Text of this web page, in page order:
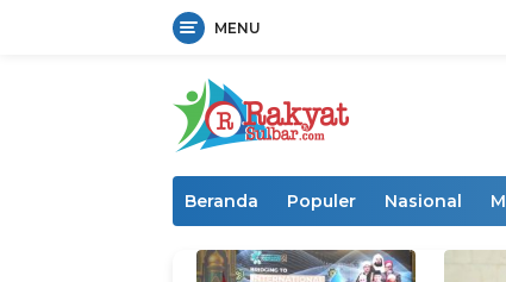
MENU
Beranda Populer Nasional